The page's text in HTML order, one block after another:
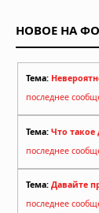
НОВОЕ НА
Тема:
последнее
Тема: Что такое
последнее
Тема: Давайте
последнее